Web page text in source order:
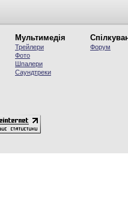
Мультимедія
Трейлери
Фото
Шпалери
Саундтреки
Форум